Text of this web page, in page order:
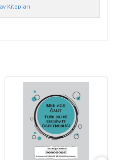
Kitapları